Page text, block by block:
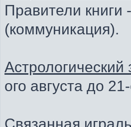
Правители книги
(коммуникация).
Астрологический
ого августа до